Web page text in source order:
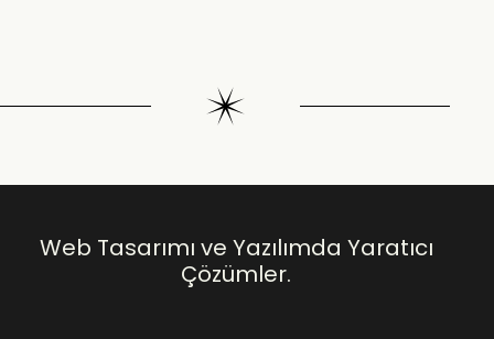
Web Tasarımı ve Yazılımda Yaratıcı
Çözümler.